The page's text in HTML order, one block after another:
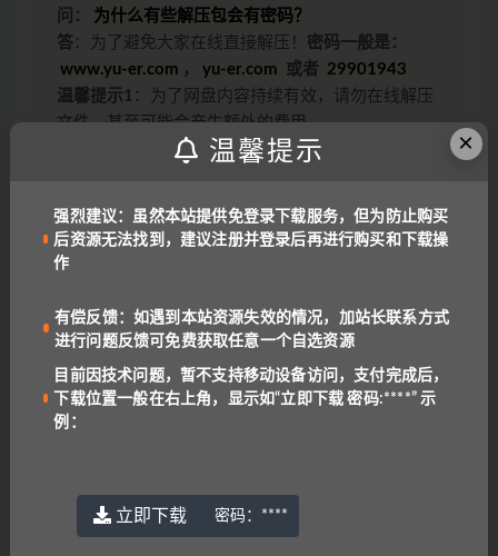
问：
为什么有些解压包会有密码？
答 ：为了避免大家在线直接解压！ 密码一般是：
www.yu-er.com ， yu-er.com 或者 29901943
温馨提示1 ：为了网盘内容持续有效，请勿在线解压
文件，甚至可能会产生额外的费用。
：网盘中内容均为互联网收集整理，资源
对待，不要轻信任何人转账和打款要求。
链接或下载失效报错：
QQ报错 |
微信号:
benottoknow (推荐)
上一篇
PET答题卡
×
温馨提示
强烈建议：虽然本站提供免登录下载服务，但为防止购买
后资源无法找到，建议注册并登录后再进行购买和下载操
作
有偿反馈：如遇到本站资源失效的情况，加站长联系方式
进行问题反馈可免费获取任意一个自选资源
目前因技术问题，暂不支持移动设备访问，支付完成后，
下载位置一般在右上角，显示如“立即下载 密码:****” 示
例：
立即下载 密码： ****